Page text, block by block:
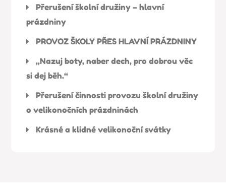
Přerušení školní družiny – hlavní
prázdniny
PROVOZ ŠKOLY PŘES HLAVNÍ PRÁZDNINY
„Nazuj boty, naber dech, pro dobrou věc
si dej běh.“
Přerušení činnosti provozu školní družiny
o velikonočních prázdninách
Krásné a klidné velikonoční svátky